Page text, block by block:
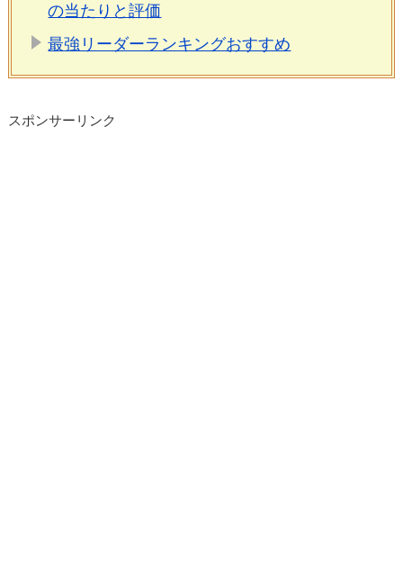
の当たりと評価
最強リーダーランキングおすすめ
スポンサーリンク